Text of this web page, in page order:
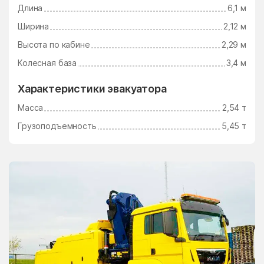
Длина
6,1 м
Ширина
2,12 м
Высота по кабине
2,29 м
Колесная база
3,4 м
Характеристики эвакуатора
Масса
2,54 т
Грузоподъемность
5,45 т
Электросталь Электроугли
Юдино Южный Поселок
Юрцово
Ямкино Ярополец
Яхрома